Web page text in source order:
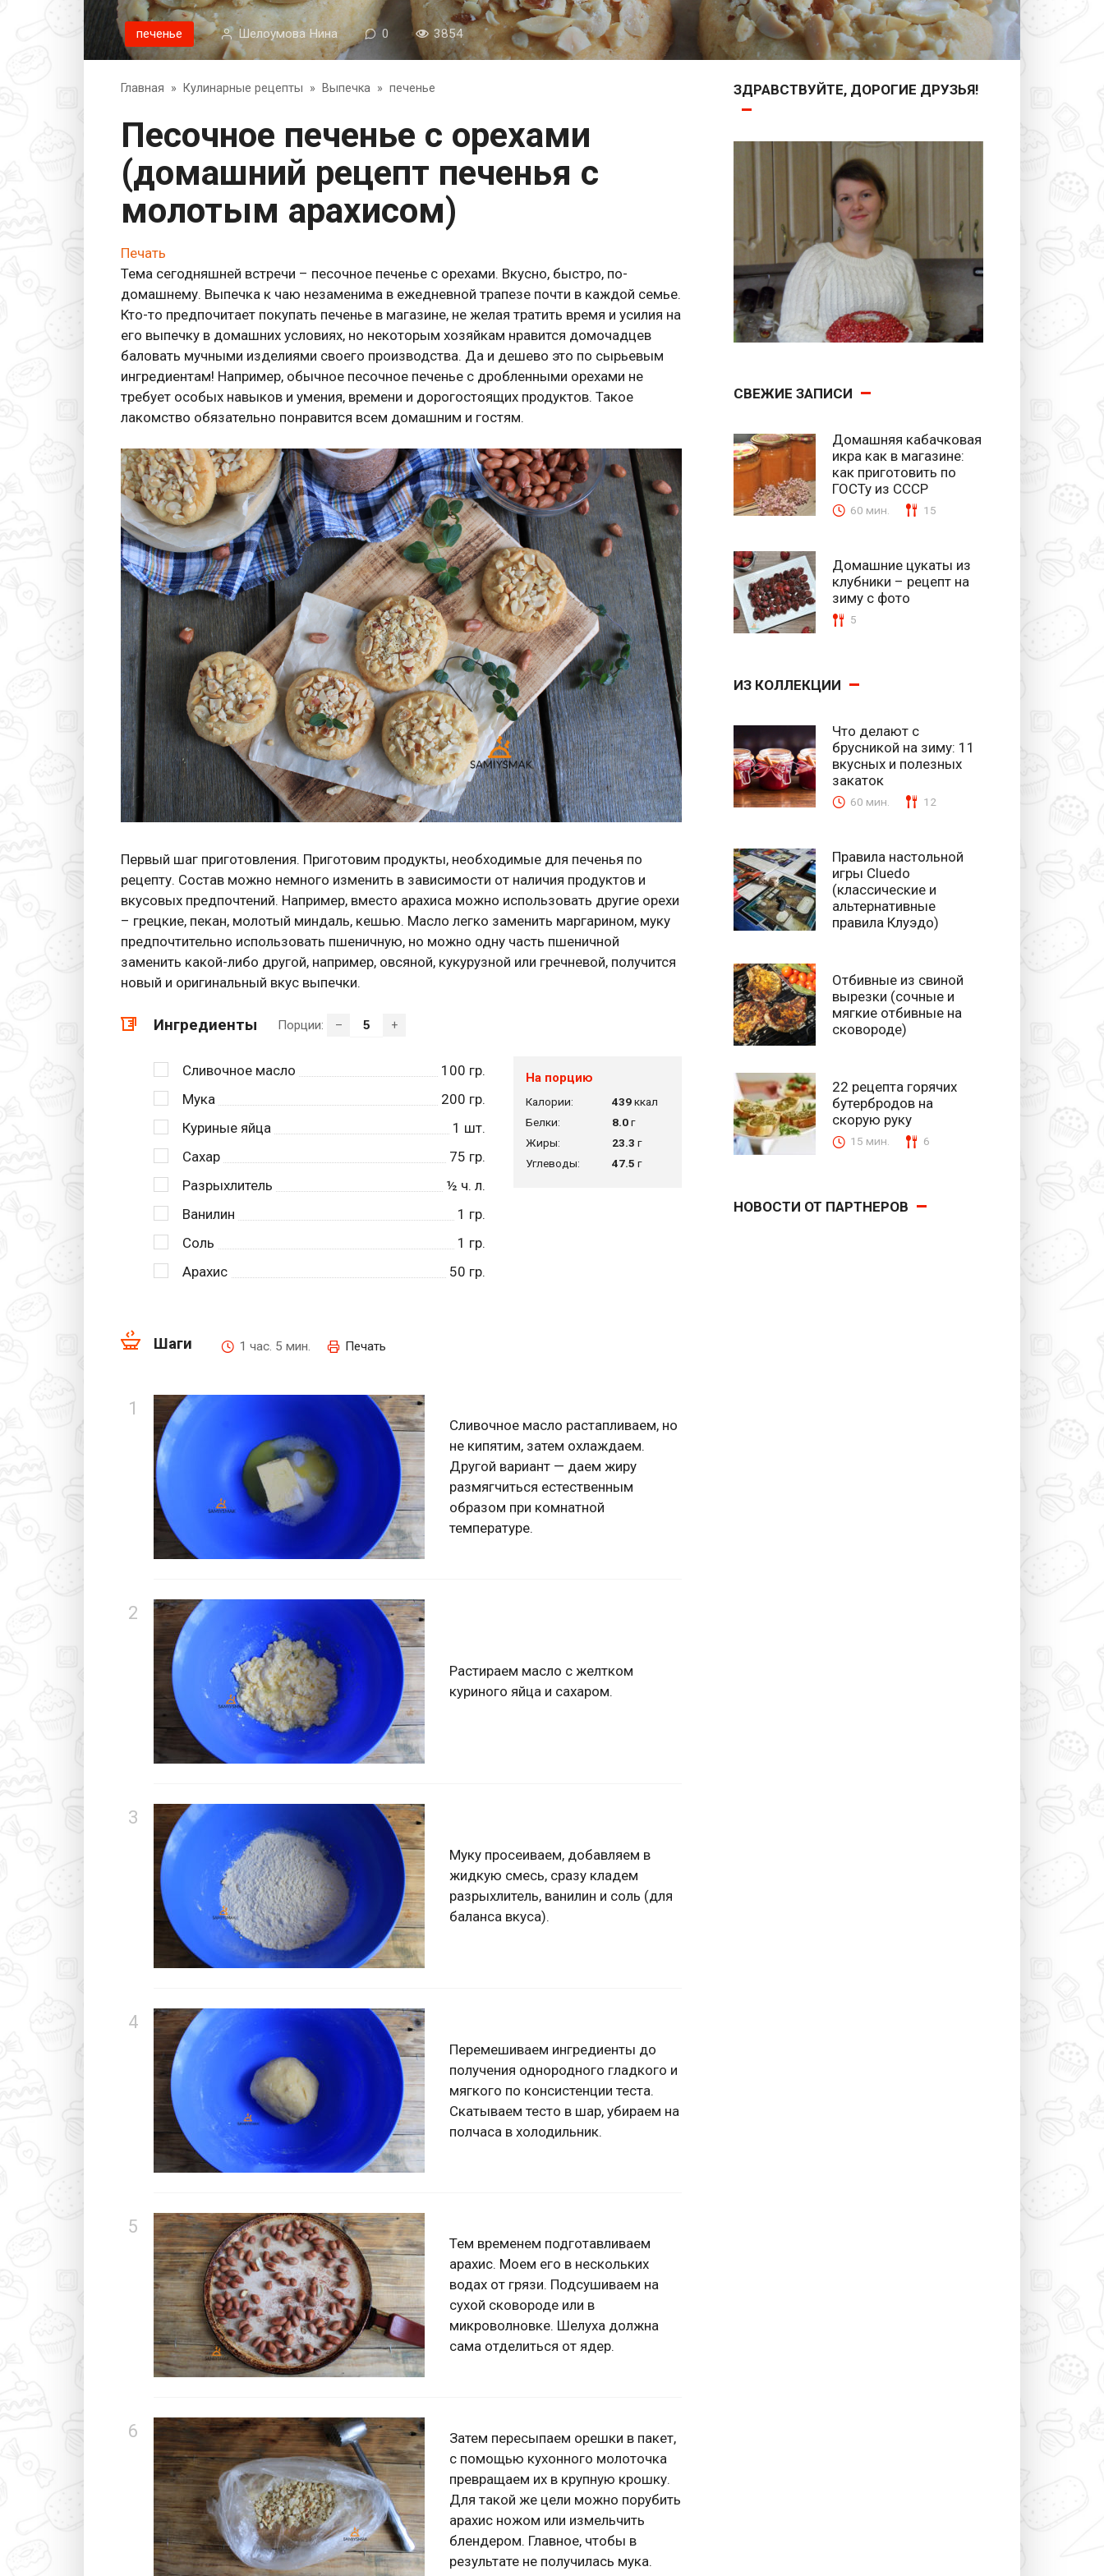
печенье Шелоумова Нина 0 3854
Главная » Кулинарные рецепты » Выпечка » печенье
Песочное печенье с орехами
(домашний рецепт печенья с
молотым арахисом)
Печать
Тема сегодняшней встречи – песочное печенье с орехами. Вкусно, быстро, по-
домашнему. Выпечка к чаю незаменима в ежедневной трапезе почти в каждой семье.
Кто-то предпочитает покупать печенье в магазине, не желая тратить время и усилия на
его выпечку в домашних условиях, но некоторым хозяйкам нравится домочадцев
баловать мучными изделиями своего производства. Да и дешево это по сырьевым
ингредиентам! Например, обычное песочное печенье с дробленными орехами не
требует особых навыков и умения, времени и дорогостоящих продуктов. Такое
лакомство обязательно понравится всем домашним и гостям.
Первый шаг приготовления. Приготовим продукты, необходимые для печенья по
рецепту. Состав можно немного изменить в зависимости от наличия продуктов и
вкусовых предпочтений. Например, вместо арахиса можно использовать другие орехи
– грецкие, пекан, молотый миндаль, кешью. Масло легко заменить маргарином, муку
предпочтительно использовать пшеничную, но можно одну часть пшеничной
заменить какой-либо другой, например, овсяной, кукурузной или гречневой, получится
новый и оригинальный вкус выпечки.
Ингредиенты Порции: – +
Сливочное масло 100 гр.
Мука
200 гр.
Куриные яйца
1 шт.
Сахар
75 гр.
Разрыхлитель
½ ч. л.
Ванилин
1 гр.
Соль
1 гр.
Арахис
50 гр.
На порцию
Калории: 439ккал
Белки:
8.0г
Жиры:
23.3 г
Углеводы:
47.5 г
Шаги 1 час. 5 мин. Печать
Сливочное масло растапливаем, но
не кипятим, затем охлаждаем.
Другой вариант — даем жиру
размягчиться естественным
образом при комнатной
температуре.
Растираем масло с желтком
куриного яйца и сахаром.
Муку просеиваем, добавляем в
жидкую смесь, сразу кладем
разрыхлитель, ванилин и соль (для
баланса вкуса).
Перемешиваем ингредиенты до
получения однородного гладкого и
мягкого по консистенции теста.
Скатываем тесто в шар, убираем на
полчаса в холодильник.
Тем временем подготавливаем
арахис. Моем его в нескольких
водах от грязи. Подсушиваем на
сухой сковороде или в
микроволновке. Шелуха должна
сама отделиться от ядер.
Затем пересыпаем орешки в пакет,
с помощью кухонного молоточка
превращаем их в крупную крошку.
Для такой же цели можно порубить
арахис ножом или измельчить
блендером. Главное, чтобы в
результате не получилась мука.
ЗДРАВСТВУЙТЕ, ДОРОГИЕ ДРУЗЬЯ!
СВЕЖИЕ ЗАПИСИ
Домашняя кабачковая
икра как в магазине:
как приготовить по
ГОСТу из СССР
60 мин. 15
Домашние цукаты из
клубники – рецепт на
зиму с фото
5
ИЗ КОЛЛЕКЦИИ
Что делают с
брусникой на зиму: 11
вкусных и полезных
закаток
60 мин. 12
Правила настольной
игры Cluedo
(классические и
альтернативные
правила Клуэдо)
Отбивные из свиной
вырезки (сочные и
мягкие отбивные на
сковороде)
22 рецепта горячих
бутербродов на
скорую руку
15 мин. 6
НОВОСТИ ОТ ПАРТНЕРОВ